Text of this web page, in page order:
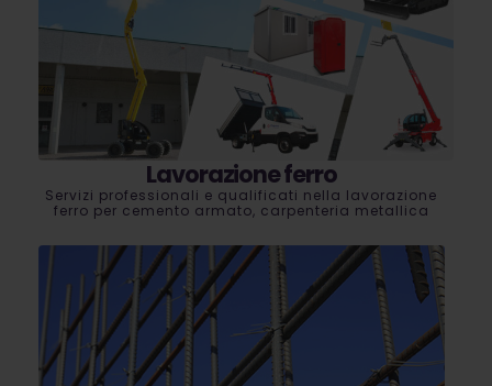
Lavorazione ferro
Servizi professionali e qualificati nella lavorazione
ferro per cemento armato, carpenteria metallica